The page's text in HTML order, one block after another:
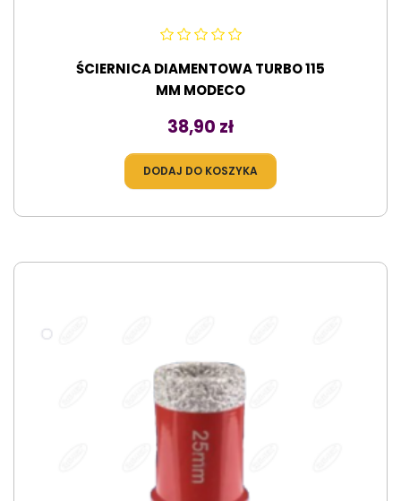
ŚCIERNICA DIAMENTOWA TURBO 115
MM MODECO
Cena
38,90 zł
DODAJ DO KOSZYKA